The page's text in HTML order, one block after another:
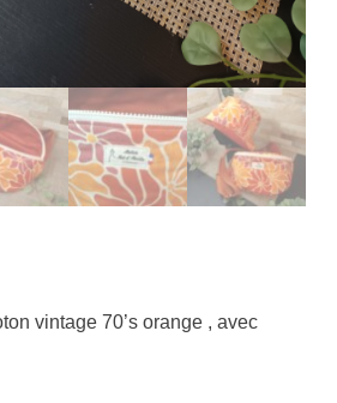
vintage 70’s orange , avec